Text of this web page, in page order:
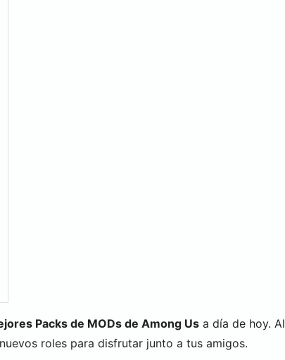
Packs de MODs de Among Us a día de hoy. Al
roles para disfrutar junto a tus amigos.